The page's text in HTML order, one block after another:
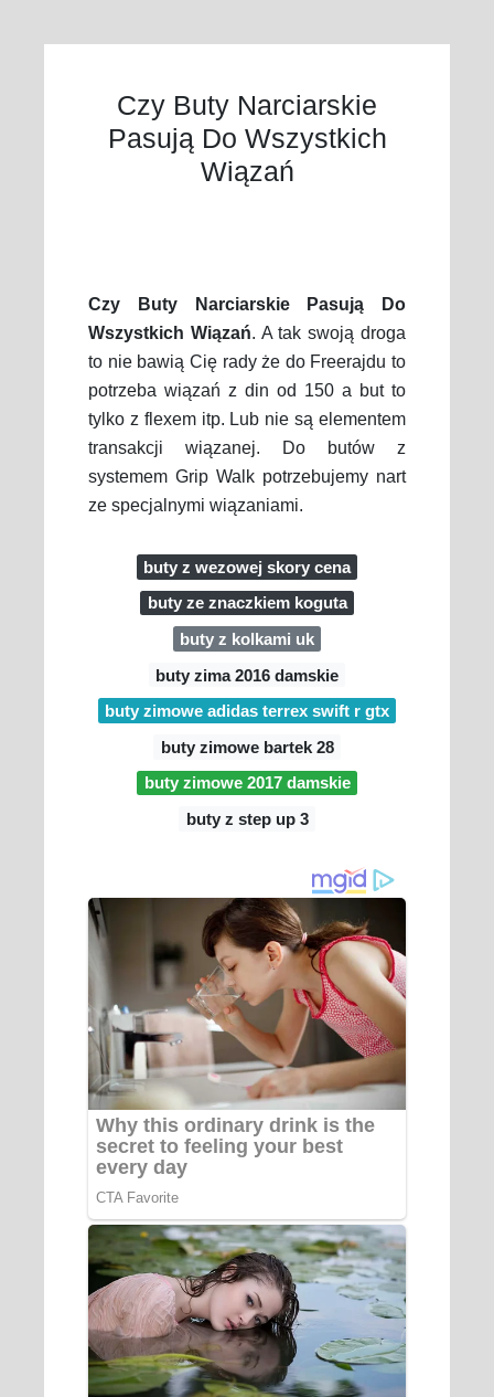
Czy Buty Narciarskie
Pasują Do Wszystkich
Wiązań
Czy Buty Narciarskie Pasują Do
Wszystkich Wiązań. A tak swoją droga
to nie bawią Cię rady że do Freerajdu to
potrzeba wiązań z din od 150 a but to
tylko z flexem itp. Lub nie są elementem
transakcji wiązanej. Do butów z
systemem Grip Walk potrzebujemy nart
ze specjalnymi wiązaniami.
buty z wezowej skory cena
buty ze znaczkiem koguta
buty z kolkami uk
buty zima 2016 damskie
buty zimowe adidas terrex swift r gtx
buty zimowe bartek 28
buty zimowe 2017 damskie
buty z step up 3